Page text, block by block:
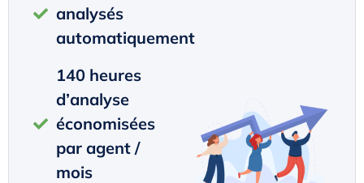
analysés
automatiquement
140 heures
d’analyse
économisées
par agent /
mois